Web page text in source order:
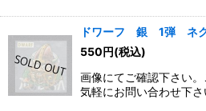
ドワーフ 銀 1弾 ネク
550円(税込)
画像にてご確認下さい
気軽にお問い合わせ下さ